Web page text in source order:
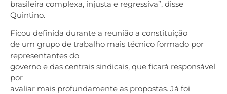
brasileira complexa, injusta e regressiva”, disse
Quintino.
Ficou definida durante a reunião a constituição
de um grupo de trabalho mais técnico formado por
representantes do
governo e das centrais sindicais, que ficará responsável
por
avaliar mais profundamente as propostas. Já foi